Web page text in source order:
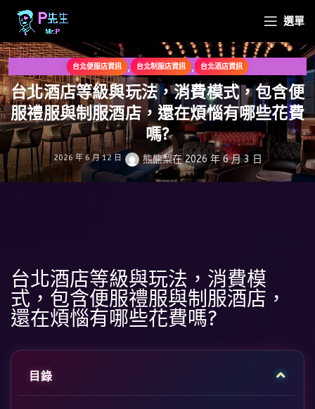
選單
台北便服店資訊 , 台北制服店資訊 , 台北酒店資訊
台北酒店等級與玩法，消費模式，包含便
服禮服與制服酒店，還在煩惱有哪些花費
嗎?
2026 年 6 月 12 日 熊熊梨在 2026 年 6 月 3 日
台北酒店等級與玩法，消費模
式，包含便服禮服與制服酒店，
還在煩惱有哪些花費嗎?
目錄